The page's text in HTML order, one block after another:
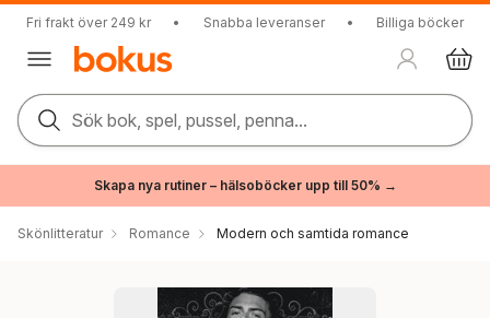
Fri frakt över 249 kr • Snabba leveranser • Billiga böcker
Sök bok, spel, pussel, penna...
Skapa nya rutiner – hälsoböcker upp till 50% →
Skönlitteratur Romance Modern och samtida romance